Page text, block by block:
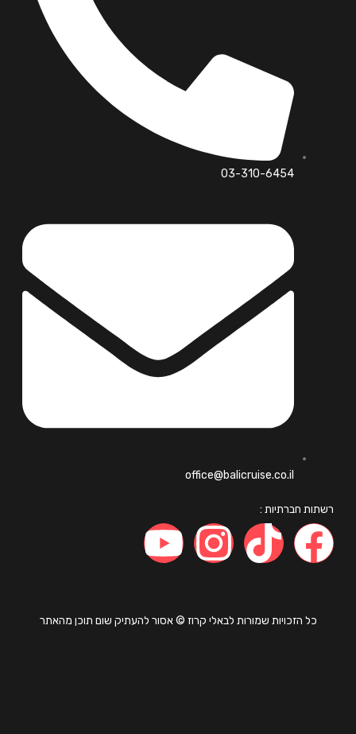
03-310-6454
office@balicruise.co.il
חברתיות :
כל הזכויות שמורות לבאלי קרוז © אסור להעתיק שום תוכן מהאתר